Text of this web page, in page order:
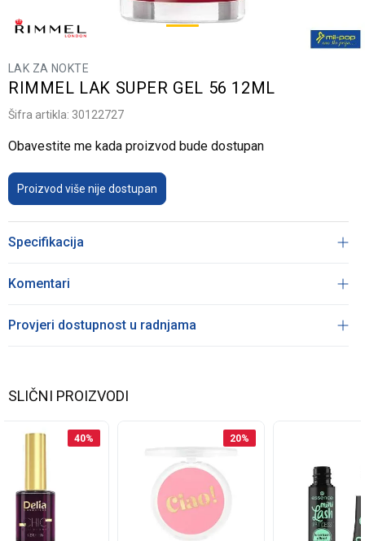
LAK ZA NOKTE
RIMMEL LAK SUPER GEL 56 12ML
Šifra artikla: 30122727
Obavestite me kada proizvod bude dostupan
Proizvod više nije dostupan
Specifikacija
Komentari
Provjeri dostupnost u radnjama
SLIČNI PROIZVODI
40% 20%